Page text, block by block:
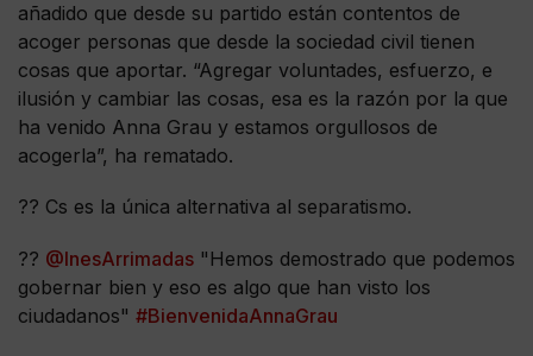
añadido que desde su partido están contentos de
acoger personas que desde la sociedad civil tienen
cosas que aportar. “Agregar voluntades, esfuerzo, e
ilusión y cambiar las cosas, esa es la razón por la que
ha venido Anna Grau y estamos orgullosos de
acogerla”, ha rematado.
?? Cs es la única alternativa al separatismo.
?? @InesArrimadas "Hemos demostrado que podemos
gobernar bien y eso es algo que han visto los
ciudadanos" #BienvenidaAnnaGrau